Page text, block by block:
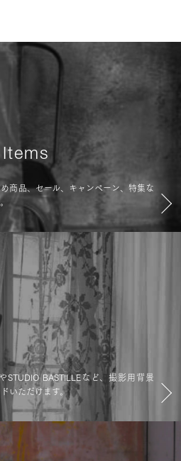
商品、セール、キャンペーン、特集な
STUDIO BASTILLEなど、撮影用背景
いただけます。